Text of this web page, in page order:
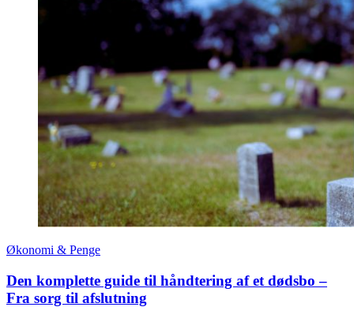
Økonomi & Penge
Den komplette guide til håndtering af et dødsbo –
Fra sorg til afslutning